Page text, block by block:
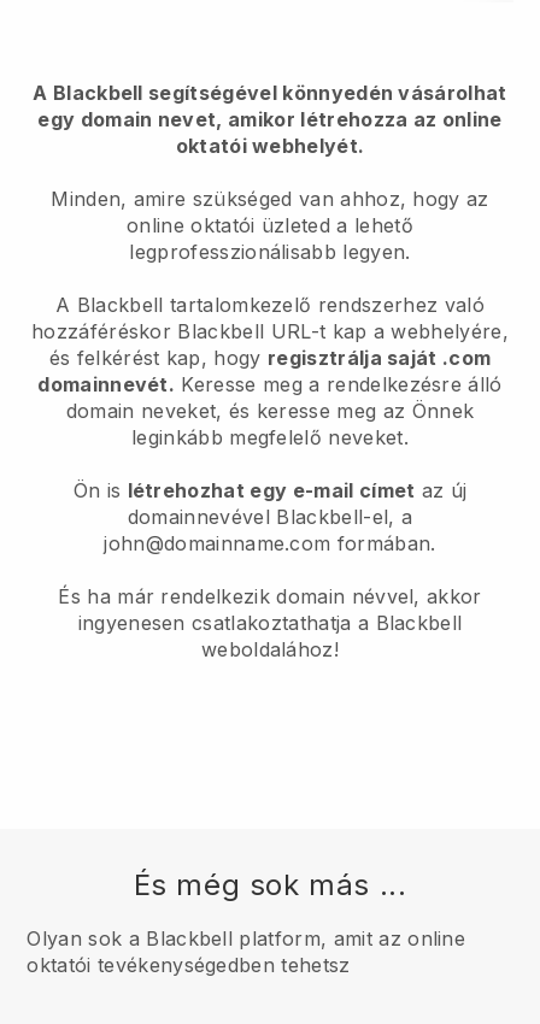
A Blackbell segítségével könnyedén vásárolhat
egy domain nevet, amikor létrehozza az online
oktatói webhelyét.
Minden, amire szükséged van ahhoz, hogy az
online oktatói üzleted a lehető
legprofesszionálisabb legyen.
A Blackbell tartalomkezelő rendszerhez való
hozzáféréskor Blackbell URL-t kap a webhelyére,
és felkérést kap, hogy regisztrálja saját .com
domainnevét. Keresse meg a rendelkezésre álló
domain neveket, és keresse meg az Önnek
leginkább megfelelő neveket.
Ön is létrehozhat egy e-mail címet az új
domainnevével Blackbell-el, a
john@domainname.com formában.
És ha már rendelkezik domain névvel, akkor
ingyenesen csatlakoztathatja a Blackbell
weboldalához!
És még sok más ...
Olyan sok a Blackbell platform, amit az online
oktatói tevékenységedben tehetsz